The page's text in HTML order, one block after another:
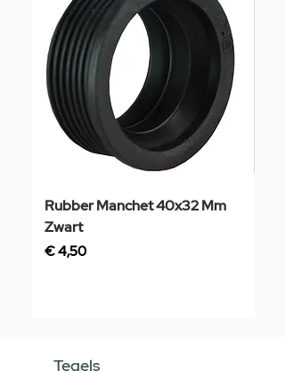
Rubber Manchet 40x32 Mm
Zwart
Prijs
€ 4,50
Tegels